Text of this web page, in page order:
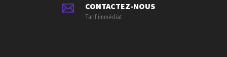
CONTACTEZ-NOUS
Tarif immédiat